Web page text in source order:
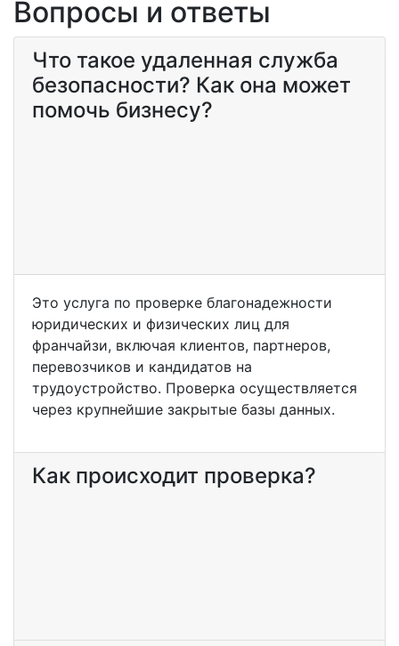
Вопросы и ответы
Что такое удаленная служба
безопасности? Как она может
помочь бизнесу?
Это услуга по проверке благонадежности
юридических и физических лиц для
франчайзи, включая клиентов, партнеров,
перевозчиков и кандидатов на
трудоустройство. Проверка осуществляется
через крупнейшие закрытые базы данных.
Как происходит проверка?